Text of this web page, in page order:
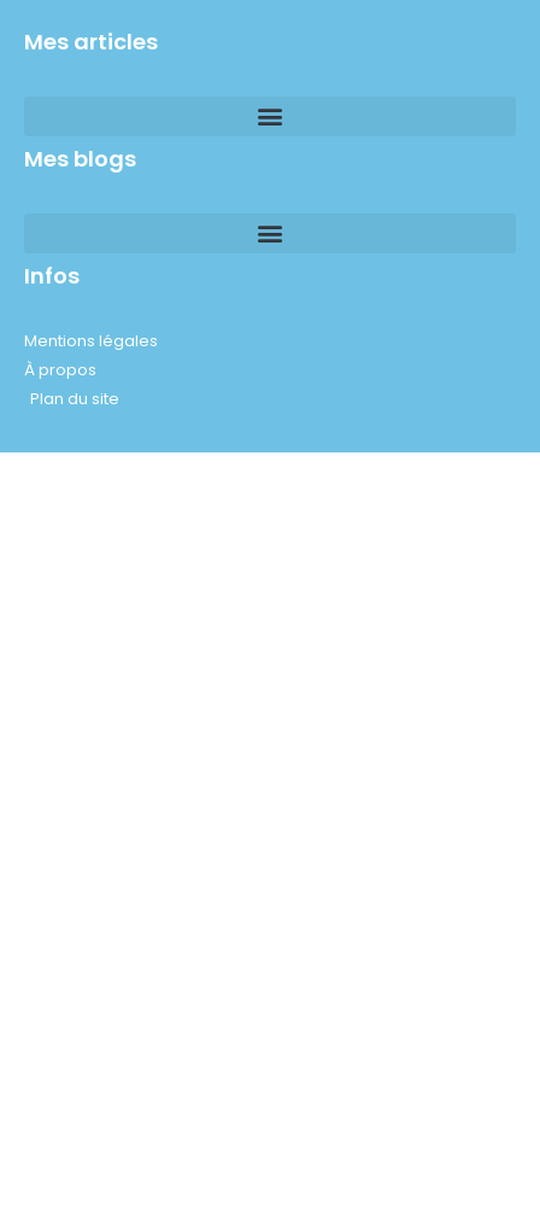
Mes articles
Mes blogs
Infos
Mentions légales
À propos
Plan du site